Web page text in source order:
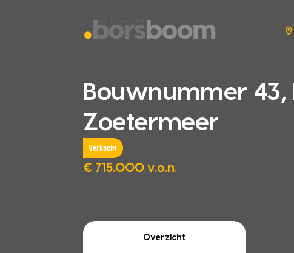
Bouwnummer 43,
Zoetermeer
Verkocht
€ 715.000 v.o.n.
Overzicht